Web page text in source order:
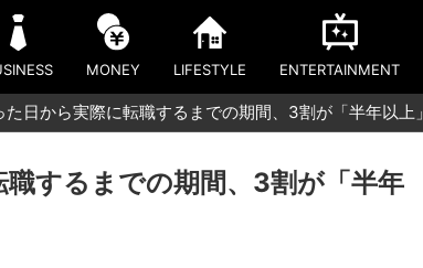
MONEY LIFESTYLE ENTERTAINMENT
日から実際に転職するまでの期間、3割が「半年以上」
するまでの期間、3割が「半年